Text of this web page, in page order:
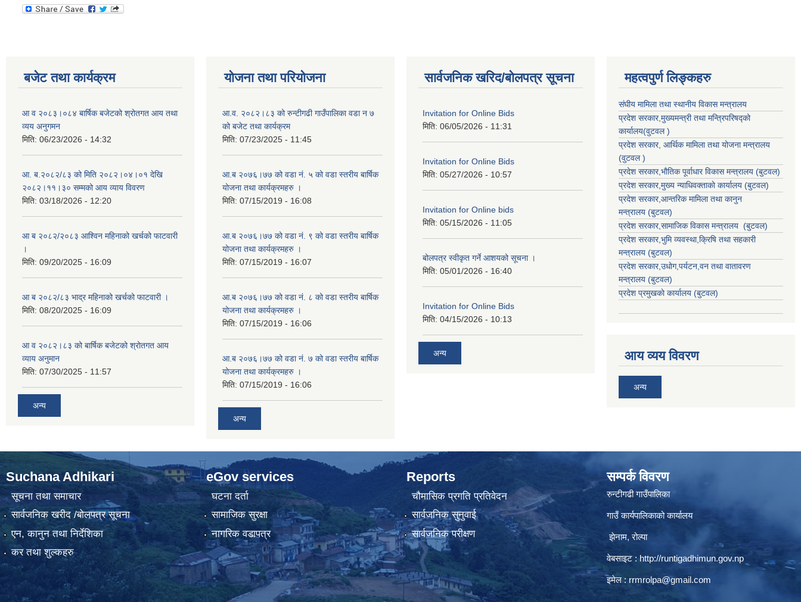
बजेट तथा कार्यक्रम
आ व २०८३।०८४ बार्षिक बजेटको श्रोतगत आय तथा
व्यय अनुगमन
मिति: 06/23/2026 - 14:32
आ. ब.२०८२/८३ को मिति २०८२।०४।०१ देखि
२०८२।११।३० सम्मको आय व्याय विवरण
मिति: 03/18/2026 - 12:20
आ ब २०८२/२०८३ आश्विन महिनाको खर्चको फाटवारी
।
मिति: 09/20/2025 - 16:09
आ ब २०८२/८३ भाद्र महिनाको खर्चको फाटवारी ।
मिति: 08/20/2025 - 16:09
आ व २०८२।८३ को बार्षिक बजेटको श्रोतगत आय
व्याय अनुमान
मिति: 07/30/2025 - 11:57
अन्य
योजना तथा परियोजना
आ.व. २०८२।८३ को रुन्टीगढी गाउँपालिका वडा न ७
को बजेट तथा कार्यक्रम
मिति: 07/23/2025 - 11:45
आ.ब २०७६।७७ को वडा नं. ५ को वडा स्तरीय बार्षिक
योजना तथा कार्यक्रमहरु ।
मिति: 07/15/2019 - 16:08
आ.ब २०७६।७७ को वडा नं. ९ को वडा स्तरीय बार्षिक
योजना तथा कार्यक्रमहरु ।
मिति: 07/15/2019 - 16:07
आ.ब २०७६।७७ को वडा नं. ८ को वडा स्तरीय बार्षिक
योजना तथा कार्यक्रमहरु ।
मिति: 07/15/2019 - 16:06
आ.ब २०७६।७७ को वडा नं. ७ को वडा स्तरीय बार्षिक
योजना तथा कार्यक्रमहरु ।
मिति: 07/15/2019 - 16:06
अन्य
सार्वजनिक खरिद/बोलपत्र सूचना
Invitation for Online Bids
मिति: 06/05/2026 - 11:31
Invitation for Online Bids
मिति: 05/27/2026 - 10:57
Invitation for Online bids
मिति: 05/15/2026 - 11:05
बोलपत्र स्वीकृत गर्ने आशयको सूचना ।
मिति: 05/01/2026 - 16:40
Invitation for Online Bids
मिति: 04/15/2026 - 10:13
अन्य
महत्वपुर्ण लिङ्कहरु
संघीय मामिला तथा स्थानीय विकास मन्त्रालय
प्रदेश सरकार,मुख्यमन्त्री तथा मन्त्रिपरिषद्को
कार्यालय(वुटवल )
प्रदेश सरकार, आर्थिक मामिला तथा योजना मन्त्रालय
(वुटवल )
प्रदेश सरकार,भाैतिक पूर्वाधार विकास मन्त्रालय (बुटवल)
प्रदेश सरकार,मुख्य न्याधिवक्ताकाे कार्यालय (बुटवल)
प्रदेश सरकार,आन्तरिक मामिला तथा कानुन
मन्त्रालय (बुटवल)
प्रदेश सरकार,सामाजिक विकास मन्त्रालय (बुटवल)
प्रदेश सरकार,भुमि व्यवस्था,क्रिषि तथा सहकारी
मन्त्रालय (बुटवल)
प्रदेश सरकार,उधाेग,पर्यटन,वन तथा वातावरण
मन्त्रालय (बुटवल)
प्रदेश प्रमुखकाे कार्यालय (बुटवल)
आय व्यय विवरण
अन्य
Suchana Adhikari
सूचना तथा समाचार
सार्वजनिक खरीद /बोलपत्र सूचना
एन, कानुन तथा निर्देशिका
कर तथा शुल्कहरु
eGov services
घटना दर्ता
सामाजिक सुरक्षा
नागरिक वडापत्र
Reports
चौमासिक प्रगति प्रतिवेदन
सार्वजनिक सुनुवाई
सार्वजनिक परीक्षण
सम्पर्क विवरण
रुन्टीगढी गाउँपालिका
गाउँ कार्यपालिकाको कार्यालय
झेनाम, रोल्पा
वेबसाइट :http://runtigadhimun.gov.np
इमेल :rrmrolpa@gmail.com